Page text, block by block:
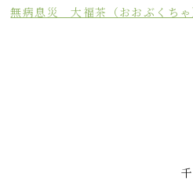
無病息災 大福茶（おおぶくちゃ